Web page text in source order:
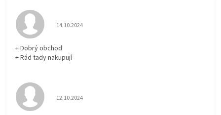
Hodnocení obchodu je 5 z 5 hvězdiček.
14.10.2024
+ Dobrý obchod
+ Rád tady nakupují
Hodnocení obchodu je 5 z 5 hvězdiček.
12.10.2024